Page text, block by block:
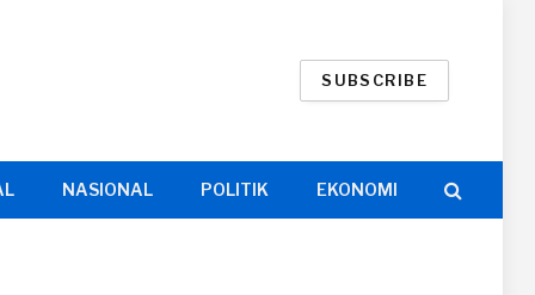
SUBSCRIBE
NASIONAL POLITIK EKONOMI